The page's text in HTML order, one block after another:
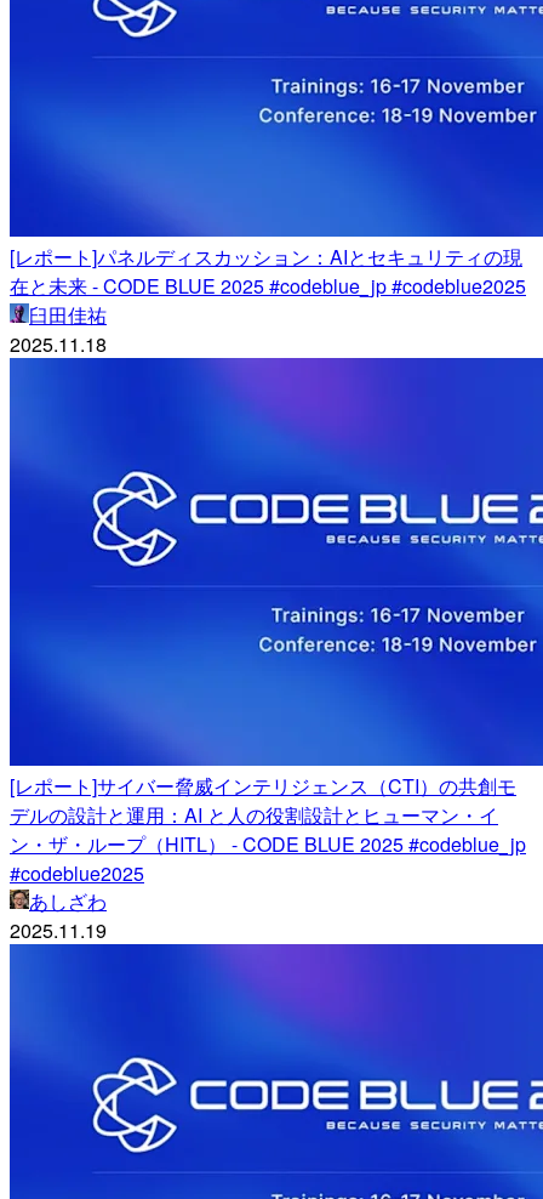
[レポート]パネルディスカッション：AIとセキュリティの現
在と未来 - CODE BLUE 2025 #codeblue_jp #codeblue2025
臼田佳祐
2025.11.18
[レポート]サイバー脅威インテリジェンス（CTI）の共創モ
デルの設計と運用：AI と人の役割設計とヒューマン・イ
ン・ザ・ループ（HITL） - CODE BLUE 2025 #codeblue_jp
#codeblue2025
あしざわ
2025.11.19